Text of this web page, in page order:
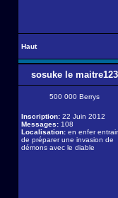
Haut
sosuke le maitre123
500 000 Berrys
Inscription: 22 Juin 2012
Messages: 108
Localisation: en enfer
de préparer une invasion de
démons avec le diable